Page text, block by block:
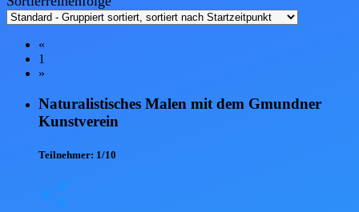
«
1
»
Naturalistisches Malen mit dem Gmundner
Kunstverein
Teilnehmer: 1/10